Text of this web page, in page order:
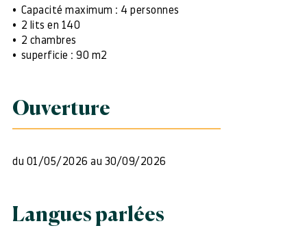
Capacité maximum : 4 personnes
2 lits en 140
2 chambres
superficie : 90 m2
Ouverture
du 01/05/2026 au 30/09/2026
Langues parlées